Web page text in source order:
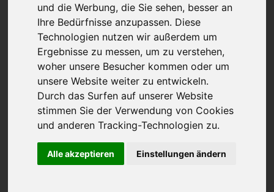
und die Werbung, die Sie sehen, besser an
Ihre Bedürfnisse anzupassen. Diese
Technologien nutzen wir außerdem um
Ergebnisse zu messen, um zu verstehen,
woher unsere Besucher kommen oder um
unsere Website weiter zu entwickeln.
Durch das Surfen auf unserer Website
stimmen Sie der Verwendung von Cookies
und anderen Tracking-Technologien zu.
Alle akzeptieren Einstellungen ändern
Flutkatastrophe in
Deutschland